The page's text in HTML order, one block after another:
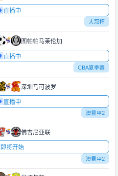
直播中
大冠杯
图帕帕马莱伦加
直播中
CBA夏季赛
深圳马可波罗
直播中
澳昆甲2
佛吉尼亚联
即将开始
澳昆甲2